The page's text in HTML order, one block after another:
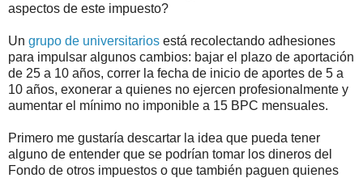
aspectos de este impuesto?
Un grupo de universitarios está recolectando adhesiones
para impulsar algunos cambios: bajar el plazo de aportación
de 25 a 10 años, correr la fecha de inicio de aportes de 5 a
10 años, exonerar a quienes no ejercen profesionalmente y
aumentar el mínimo no imponible a 15 BPC mensuales.
Primero me gustaría descartar la idea que pueda tener
alguno de entender que se podrían tomar los dineros del
Fondo de otros impuestos o que también paguen quienes